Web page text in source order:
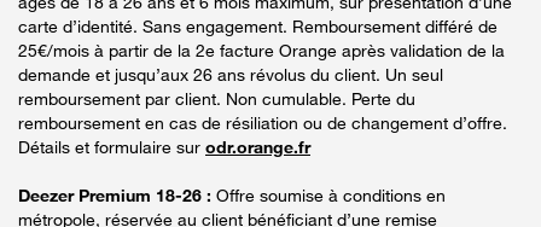
carte d’identité. Sans engagement. Remboursement différé de
25€/mois à partir de la 2e facture Orange après validation de la
demande et jusqu’aux 26 ans révolus du client. Un seul
remboursement par client. Non cumulable. Perte du
remboursement en cas de résiliation ou de changement d’offre.
Détails et formulaire sur odr.orange.fr
Deezer Premium 18-26 : Offre soumise à conditions en
métropole, réservée au client bénéficiant d’une remise